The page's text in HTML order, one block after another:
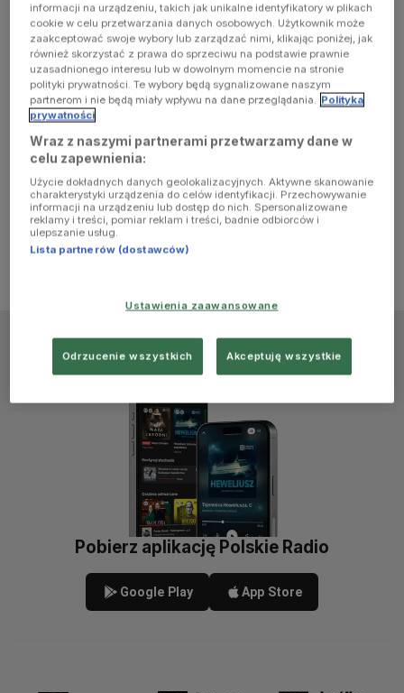
occurred
(see the
browser
console for
more
information)
Pobierz aplikację Polskie Radio
Google Play App Store
informacji na urządzeniu, takich jak unikalne identyfikatory w plikach
cookie w celu przetwarzania danych osobowych. Użytkownik może
zaakceptować swoje wybory lub zarządzać nimi, klikając poniżej, jak
również skorzystać z prawa do sprzeciwu na podstawie prawnie
uzasadnionego interesu lub w dowolnym momencie na stronie
polityki prywatności. Te wybory będą sygnalizowane naszym
partnerom i nie będą miały wpływu na dane przeglądania. Polityka
prywatności
Wraz z naszymi partnerami przetwarzamy dane w
celu zapewnienia:
Użycie dokładnych danych geolokalizacyjnych. Aktywne skanowanie
charakterystyki urządzenia do celów identyfikacji. Przechowywanie
informacji na urządzeniu lub dostęp do nich. Spersonalizowane
reklamy i treści, pomiar reklam i treści, badnie odbiorców i
ulepszanie usług.
Lista partnerów (dostawców)
Ustawienia zaawansowane
Odrzucenie wszystkich Akceptuję wszystkie